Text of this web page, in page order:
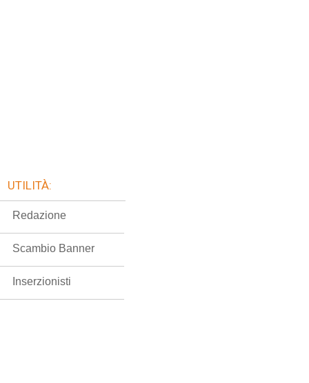
UTILITÀ:
Redazione
Scambio Banner
Inserzionisti